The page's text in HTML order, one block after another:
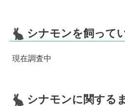
シナモンを飼って
現在調査中
シナモンに関する